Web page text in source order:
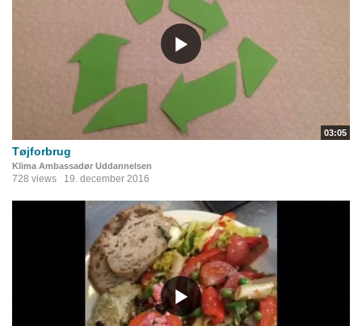
03:05
Tøjforbrug
Klima Ambassadør Uddannelsen
728 views 19. december 2016